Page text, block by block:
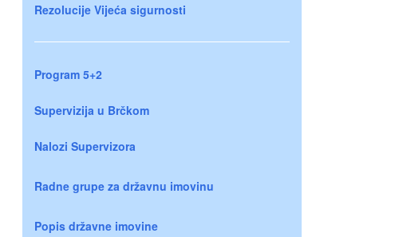
Rezolucije Vijeća sigurnosti
Program 5+2
Supervizija u Brčkom
Nalozi Supervizora
Radne grupe za državnu imovinu
Popis državne imovine